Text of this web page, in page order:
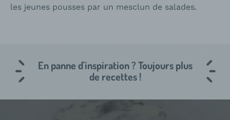
les jeunes pousses par un mesclun de salades.
En panne d'inspiration ? Toujours plus
de recettes !